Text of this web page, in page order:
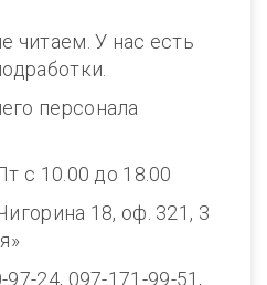
читаем. У нас есть
персонала
с 10.00 до 18.00
18, оф. 321, 3
24, 097-171-99-51,